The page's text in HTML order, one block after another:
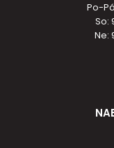
Po-
So:
Ne: